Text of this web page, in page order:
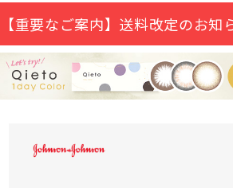
【重要なご案内】送料改定のお